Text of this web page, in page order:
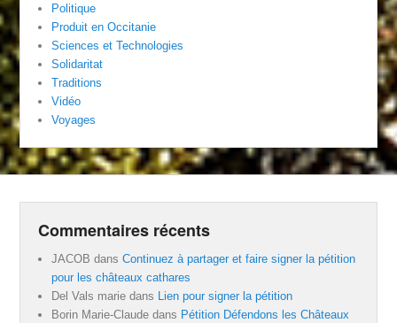
Politique
Produit en Occitanie
Sciences et Technologies
Solidaritat
Traditions
Vidéo
Voyages
Commentaires récents
JACOB dansContinuez à partager et faire signer la pétition
pour les châteaux cathares
Del Vals marie dans
Lien pour signer la pétition
Borin Marie-Claude dans Pétition Défendons les Châteaux